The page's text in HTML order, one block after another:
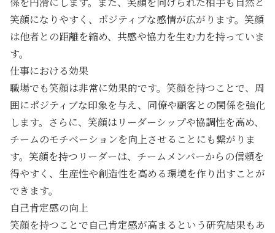
笑顔になりやすく、ポジティブな感情が広がります。笑顔
は他者との距離を縮め、共感や協力を生む力を持っていま
す。
仕事における効果
職場でも笑顔は非常に効果的です。笑顔を持つことで、周
囲にポジティブな印象を与え、同僚や顧客との関係を強化
します。さらに、笑顔はリーダーシップや協調性を高め、
チームのモチベーションを向上させることにも繋がりま
す。笑顔を持つリーダーは、チームメンバーからの信頼を
得やすく、生産性や創造性を高める環境を作り出すことが
できます。
自己肯定感の向上
笑顔を持つことで自己肯定感が高まるという研究結果もあ